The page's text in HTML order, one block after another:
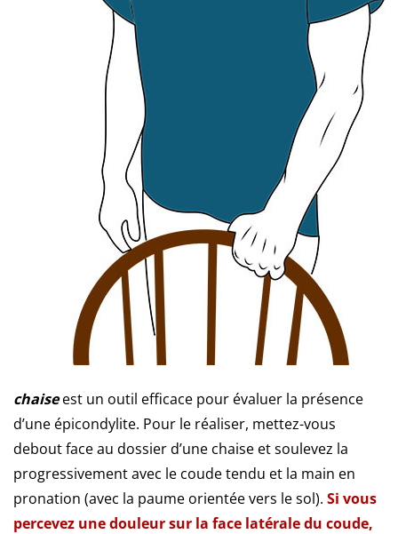
chaiseest un outil efficace pour évaluer la présence
d’une épicondylite. Pour le réaliser, mettez-vous
debout face au dossier d’une chaise et soulevez la
progressivement avec le coude tendu et la main en
pronation (avec la paume orientée vers le sol). Si vous
percevez une douleur sur la face latérale du coude,